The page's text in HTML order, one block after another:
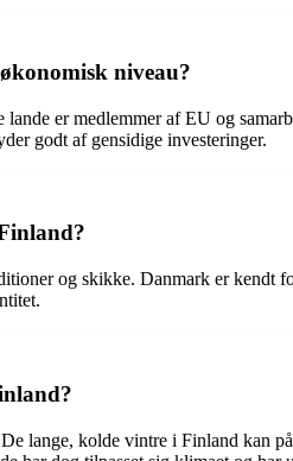
niveau?
er medlemmer af EU og
godt af gensidige investeringer.
og skikke. Danmark er
lange, kolde vintre i Finland kan